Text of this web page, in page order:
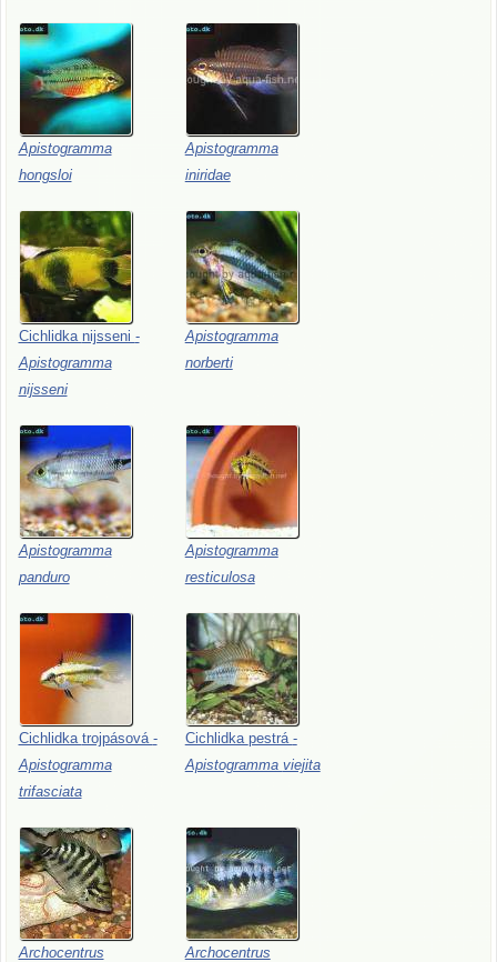
Apistogramma
hongsloi
Apistogramma
iniridae
Cichlidka nijsseni -
Apistogramma
nijsseni
Apistogramma
norberti
Apistogramma
panduro
Apistogramma
resticulosa
Cichlidka trojpásová -
Apistogramma
trifasciata
Cichlidka pestrá -
Apistogramma viejita
Archocentrus
Archocentrus